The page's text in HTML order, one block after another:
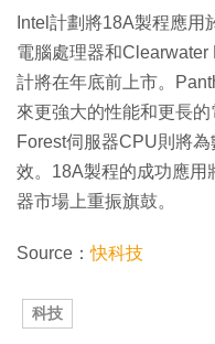
Intel計劃將18A製程應用
電腦處理器和
計將在年底前上市。
來更強大的性能和更長
Forest伺服器CPU則將
效。18A製程的成功應用
器市場上重振旗鼓。
Source：快科技
科技